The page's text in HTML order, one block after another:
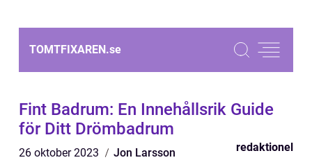
TOMTFIXAREN.se
Fint Badrum: En Innehållsrik Guide
för Ditt Drömbadrum
26 oktober 2023 Jon Larsson redaktionel